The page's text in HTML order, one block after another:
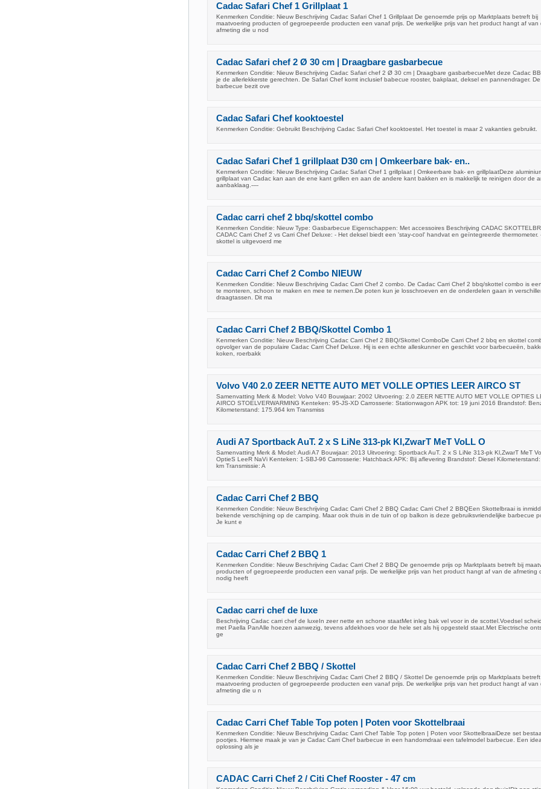
Cadac Safari Chef 1 Grillplaat 1
Kenmerken Conditie: Nieuw Beschrijving Cadac Safari Chef 1 Grillplaat De genoemde prijs op Marktplaats betreft bij
maatvoering producten of gegroepeerde producten een vanaf prijs. De werkelijke prijs van het product hangt af van
afmeting die u nod
Cadac Safari chef 2 Ø 30 cm | Draagbare gasbarbecue
Kenmerken Conditie: Nieuw Beschrijving Cadac Safari chef 2 Ø 30 cm | Draagbare gasbarbecueMet deze Cadac
je de allerlekkerste gerechten. De Safari Chef komt inclusief babecue rooster, bakplaat, deksel en pannendrager. De
barbecue bezit ove
Cadac Safari Chef kooktoestel
Kenmerken Conditie: Gebruikt Beschrijving Cadac Safari Chef kooktoestel. Het toestel is maar 2 vakanties gebruikt.
Cadac Safari Chef 1 grillplaat D30 cm | Omkeerbare bak- en..
Kenmerken Conditie: Nieuw Beschrijving Cadac Safari Chef 1 grillplaat | Omkeerbare bak- en grillplaatDeze
grillplaat van Cadac kan aan de ene kant grillen en aan de andere kant bakken en is makkelijk te reinigen door de
aanbaklaag.----
Cadac carri chef 2 bbq/skottel combo
Kenmerken Conditie: Nieuw Type: Gasbarbecue Eigenschappen: Met accessoires Beschrijving CADAC
CADAC Carri Chef 2 vs Carri Chef Deluxe: - Het deksel biedt een 'stay-cool' handvat en geïntegreerde thermometer.
skottel is uitgevoerd me
Cadac Carri Chef 2 Combo NIEUW
Kenmerken Conditie: Nieuw Beschrijving Cadac Carri Chef 2 combo. De Cadac Carri Chef 2 bbq/skottel combo is
te monteren, schoon te maken en mee te nemen.De poten kun je losschroeven en de onderdelen gaan in
draagtassen. Dit ma
Cadac Carri Chef 2 BBQ/Skottel Combo 1
Kenmerken Conditie: Nieuw Beschrijving Cadac Carri Chef 2 BBQ/Skottel ComboDe Carri Chef 2 bbq en skottel
opvolger van de populaire Cadac Carri Chef Deluxe. Hij is een echte alleskunner en geschikt voor barbecueën,
koken, roerbakk
Volvo V40 2.0 ZEER NETTE AUTO MET VOLLE OPTIES LEER AIRCO ST
Samenvatting Merk & Model: Volvo V40 Bouwjaar: 2002 Uitvoering: 2.0 ZEER NETTE AUTO MET VOLLE OPTIES
AIRCO STOELVERWARMING Kenteken: 95-JS-XD Carrosserie: Stationwagon APK tot: 19 juni 2016 Brandstof:
Kilometerstand: 175.964 km Transmiss
Audi A7 Sportback AuT. 2 x S LiNe 313-pk Kl,ZwarT MeT VoLL O
Samenvatting Merk & Model: Audi A7 Bouwjaar: 2013 Uitvoering: Sportback AuT. 2 x S LiNe 313-pk Kl,ZwarT MeT
OptieS LeeR NaVi Kenteken: 1-SBJ-96 Carrosserie: Hatchback APK: Bij aflevering Brandstof: Diesel
km Transmissie: A
Cadac Carri Chef 2 BBQ
Kenmerken Conditie: Nieuw Beschrijving Cadac Carri Chef 2 BBQ Cadac Carri Chef 2 BBQEen Skottelbraai is
bekende verschijning op de camping. Maar ook thuis in de tuin of op balkon is deze gebruiksvriendelijke barbecue
Je kunt e
Cadac Carri Chef 2 BBQ 1
Kenmerken Conditie: Nieuw Beschrijving Cadac Carri Chef 2 BBQ De genoemde prijs op Marktplaats betreft bij
producten of gegroepeerde producten een vanaf prijs. De werkelijke prijs van het product hangt af van de afmeting
nodig heeft
Cadac carri chef de luxe
Beschrijving Cadac carri chef de luxeIn zeer nette en schone staatMet inleg bak vel voor in de scottel.Voedsel
met Paella PanAlle hoezen aanwezig, tevens afdekhoes voor de hele set als hij opgesteld staat.Met Electrische
ge
Cadac Carri Chef 2 BBQ / Skottel
Kenmerken Conditie: Nieuw Beschrijving Cadac Carri Chef 2 BBQ / Skottel De genoemde prijs op Marktplaats
maatvoering producten of gegroepeerde producten een vanaf prijs. De werkelijke prijs van het product hangt af van
afmeting die u n
Cadac Carri Chef Table Top poten | Poten voor Skottelbraai
Kenmerken Conditie: Nieuw Beschrijving Cadac Carri Chef Table Top poten | Poten voor SkottelbraaiDeze set
pootjes. Hiermee maak je van je Cadac Carri Chef barbecue in een handomdraai een tafelmodel barbecue. Een
oplossing als je
CADAC Carri Chef 2 / Citi Chef Rooster - 47 cm